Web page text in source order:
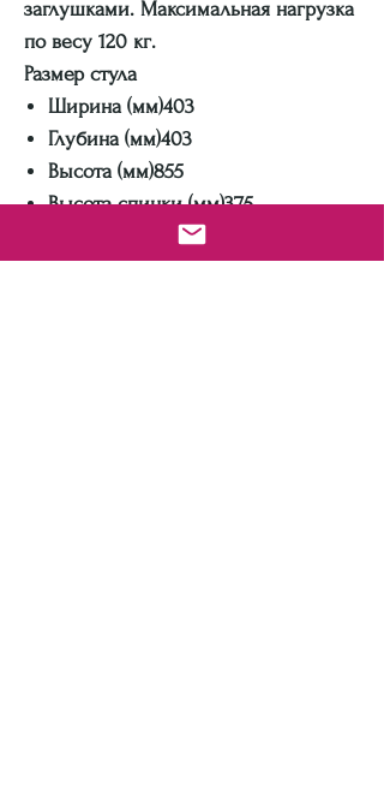
заглушками. Максимальная нагрузка
по весу 120 кг.
Размер стула
Ширина (мм)403
Глубина (мм)403
Высота (мм)855
Высота спинки (мм)375